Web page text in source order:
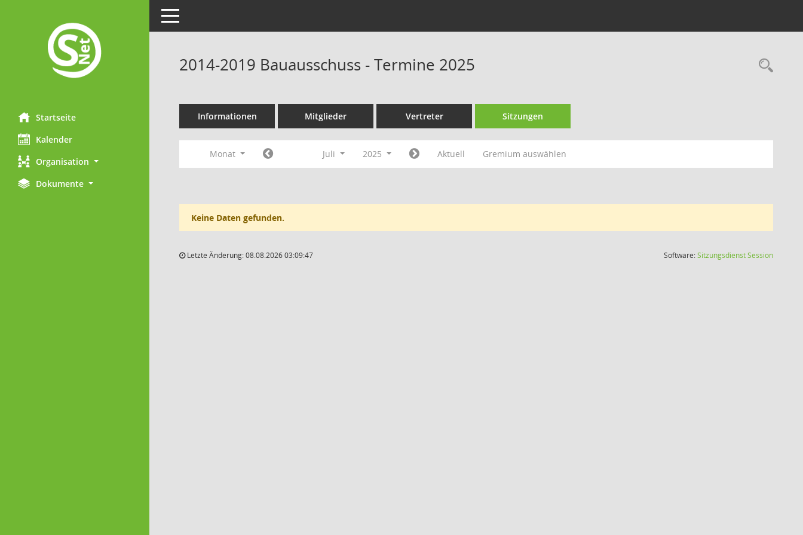
Startseite
Kalender
Organisation
Dokumente
Toggle navigation
2014-2019 Bauausschuss - Termine 2025
Informationen Mitglieder Vertreter Sitzungen
Monat Juli 2025 Aktuell Gremium auswählen
Keine Daten gefunden.
Letzte Änderung: 08.08.2026 03:09:47 Software:SitzungsdienstSession(Wird in